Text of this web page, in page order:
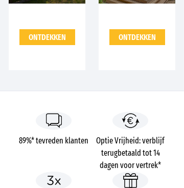
ONTDEKKEN ONTDEKKEN
89%* tevreden klanten
Optie Vrijheid: verblijf
terugbetaald tot 14
dagen voor vertrek*